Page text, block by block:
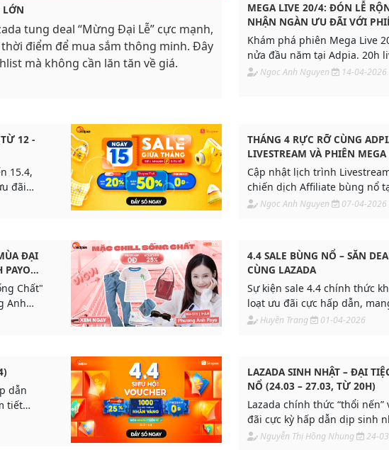
LỚN
tung deal “Mừng Đại Lễ” cực mạnh,
điểm để mua sắm thông minh. Đây
mà không cần lăn tăn về giá.
MEGA LIVE 20/4: ĐÓN LỄ
NHẬN NGÀN ƯU ĐÃI VỚI
LIVESTREAM ĐẶC BIỆT HƠN
ADPIA
Khám phá phiên Mega Live
nửa đầu năm tại Adpia. 20h
voucher 25%, quà tặng miễn
Ngoc Anh Nguyen 14-04-2026
12 -
15.4,
đãi
bật,
THÁNG 4 RỰC RỠ CÙNG
LIVESTREAM VÀ PHIÊN
BIỆT CHÀO MỪNG ĐẠI LỄ
Cập nhật lịch trình
chiến dịch Affiliate bùng nổ
tháng 4/2026. Đón chờ Mega
Ngoc Anh Nguyen 07-04-2026
ĐẠI
PAYO
Chất"
Anh
4.4 SALE BÙNG NỔ – SĂN
CÙNG LAZADA
Sự kiện sale 4.4 chính thức
loạt ưu đãi cực hấp dẫn,
mua sắm tiết kiệm chưa từng
Huyền Trang 01-04-2026
dẫn
tiết
LAZADA SINH NHẬT – ĐẠI
NỔ (24.03 – 27.03, TỪ 20H)
Lazada chính thức “thổi nến”
đãi cực kỳ hấp dẫn dịp sinh
Nguyễn Thị Hồng Nhung 24-